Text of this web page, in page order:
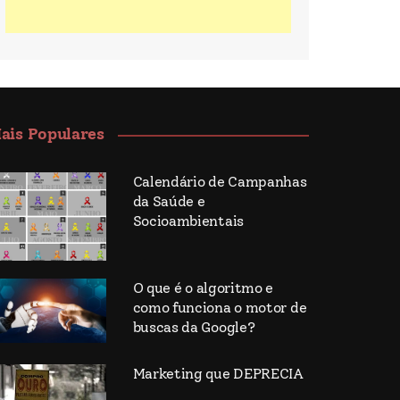
Populares
Calendário de Campanhas
da Saúde e
Socioambientais
O que é o algoritmo e
como funciona o motor de
buscas da Google?
Marketing que DEPRECIA